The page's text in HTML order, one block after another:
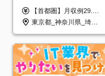
属／月収例29.5万円／
面接1回／土日面接可/
【首都圏】月収例29.5万円（月給26万円＋諸手当） 【東海・関西】月収例28.5万円（月給25万円＋諸手当） 【九州】月収例26万円（月給23万円＋諸手当） ※経験・スキル・前職給与を踏まえ、総合的に判断して決定します。 例：首都圏 月収例31万円（月給27万円＋諸手当） ◆各種手当 ・通勤手当（上限4万円まで） ・残業代手当（1分単位で全額支給） ※固定残業代制は採用しておりません ・深夜勤務手当 ・資格取得支援（ランクに応じてお祝い金1万円～10万円を支給） ◆昇給：年1回 ◆補足 ・研修中1ヶ月間は、時給1670円となります。 ・試用期間6ヶ月あり。その間の待遇に変更はありません。 ※詳細は面接時にご案内します。
東京都_神奈川県_埼玉県_千葉県_大阪府_愛知県_兵庫県_京都府_福岡県